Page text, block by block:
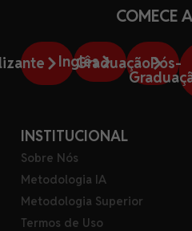
COMECE
Inglês
GraduaçãoPós-
INSTITUCIONAL
Sobre Nós
Metodologia IA
Metodologia Superior
Termos de Uso